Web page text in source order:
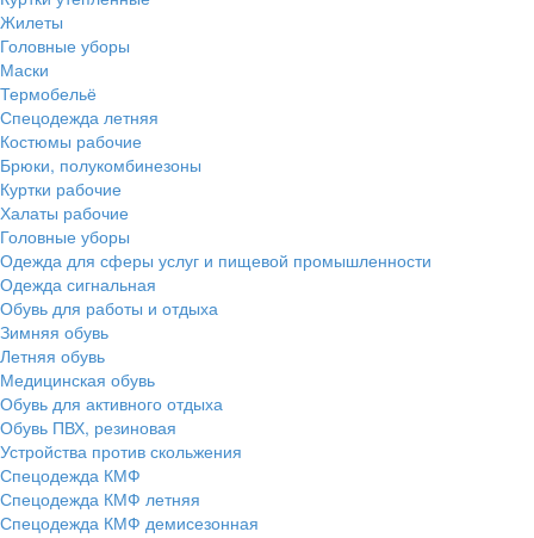
Жилеты
Головные уборы
Маски
Термобельё
Спецодежда летняя
Костюмы рабочие
Брюки, полукомбинезоны
Куртки рабочие
Халаты рабочие
Головные уборы
Одежда для сферы услуг и пищевой промышленности
Одежда сигнальная
Обувь для работы и отдыха
Зимняя обувь
Летняя обувь
Медицинская обувь
Обувь для активного отдыха
Обувь ПВХ, резиновая
Устройства против скольжения
Спецодежда КМФ
Спецодежда КМФ летняя
Спецодежда КМФ демисезонная